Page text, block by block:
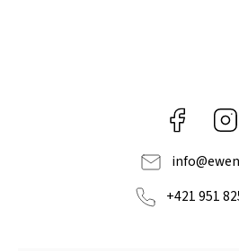
Facebook
info@
+421 951